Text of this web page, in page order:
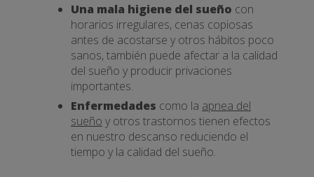
Una mala higiene del sueño con
horarios irregulares, cenas copiosas
antes de acostarse y otros hábitos poco
sanos, también puede afectar a la calidad
del sueño y producir privaciones
importantes.
Enfermedades como la apnea del
sueño y otros trastornos tienen efectos
en nuestro descanso reduciendo el
tiempo y la calidad del sueño.